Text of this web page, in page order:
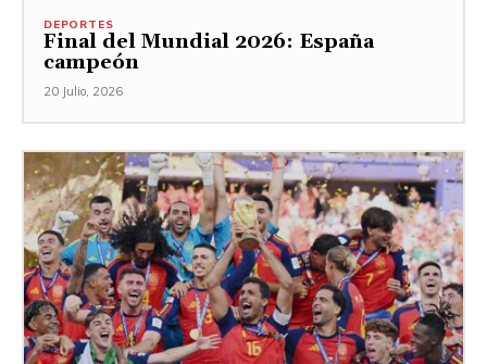
DEPORTES
Final del Mundial 2026: España
campeón
20 Julio, 2026